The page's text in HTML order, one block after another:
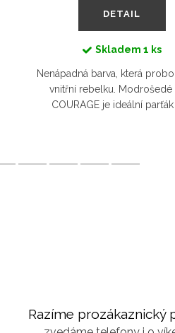
DETAIL
Skladem 1 ks
Nenápadná barva, která
vnitřní rebelku. Modrošedé
COURAGE je ideální
Razíme prozákaznický